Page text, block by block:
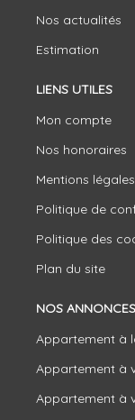
Nos actualités
Estimation
LIENS UTILES
Mon compte
Nos honoraires
Mentions légales
Politique de
Politique des
Plan du site
NOS ANNONCES
Appartement à
Appartement à
Appartement à